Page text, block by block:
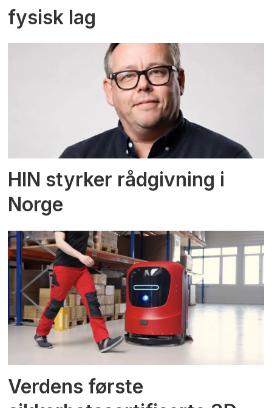
fysisk lag
HIN styrker rådgivning i
Norge
Verdens første